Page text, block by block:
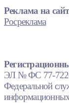
Реклама на
Росреклама
ЭЛ № ФС 77-
Федеральной